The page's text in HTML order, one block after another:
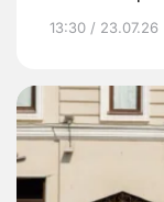
13:30 / 23.07.26